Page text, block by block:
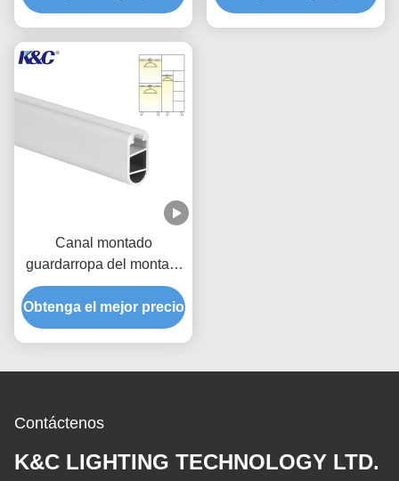
LED
Canal montado
guardarropa del montaje
del gabinete LED con la
cubierta de la PC de
PMMA
Obtenga el mejor precio
Contáctenos
K&C LIGHTING TECHNOLOGY LTD.